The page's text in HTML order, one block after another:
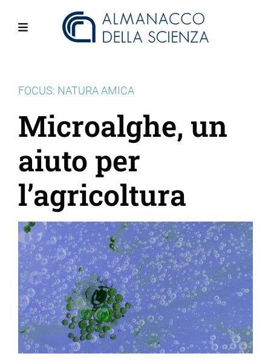
FOCUS: NATURA AMICA
Microalghe, un
aiuto per
l’agricoltura